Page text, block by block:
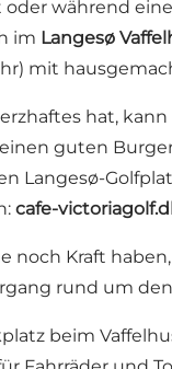
oder während
im Langesø
mit
hat, kann
guten
Langesø-
cafe-
noch Kraft
rund um
beim